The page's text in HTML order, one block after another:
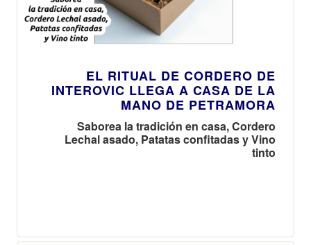
EL RITUAL DE CORDERO DE
INTEROVIC LLEGA A CASA DE LA
MANO DE PETRAMORA
Saborea la tradición en casa, Cordero
Lechal asado, Patatas confitadas y Vino
tinto